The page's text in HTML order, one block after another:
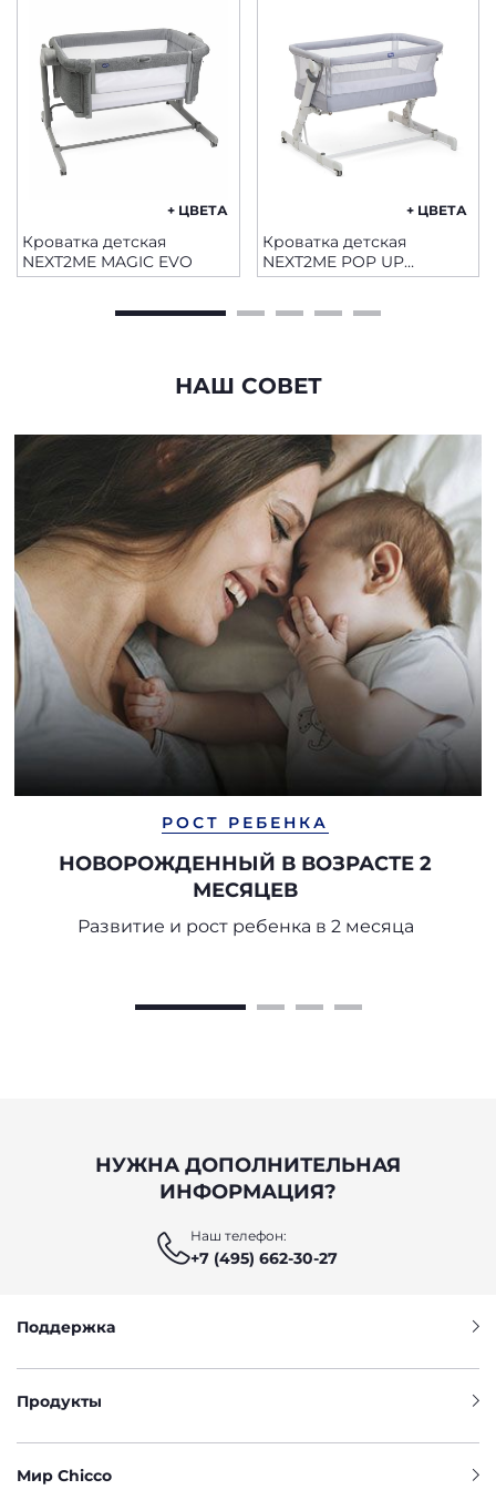
+ ЦВЕТА
Кроватка детская
NEXT2ME MAGIC EVO
+ ЦВЕТА
Кроватка детская
NEXT2ME POP UP
ATMOSPHERE
НАШ СОВЕТ
РОСТ РЕБЕНКА
НОВОРОЖДЕННЫЙ В ВОЗРАСТЕ 2
МЕСЯЦЕВ
Развитие и рост ребенка в 2 месяца
НУЖНА ДОПОЛНИТЕЛЬНАЯ
ИНФОРМАЦИЯ?
Наш телефон:
+7 (495) 662-30-27
Поддержка
Продукты
Мир Chicco